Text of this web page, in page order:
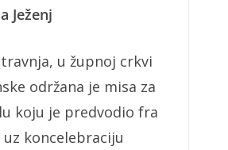
Ježenj
u župnoj crkvi
održana je misa za
koju je predvodio fra
koncelebraciju